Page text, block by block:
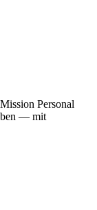
Personal
— mit